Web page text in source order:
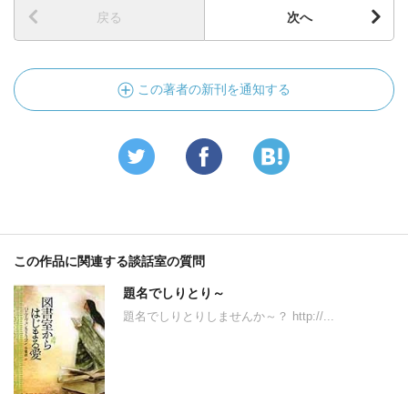
戻る 次へ
この著者の新刊を通知する
この作品に関連する談話室の質問
題名でしりとり～
題名でしりとりしませんか～？ http://...